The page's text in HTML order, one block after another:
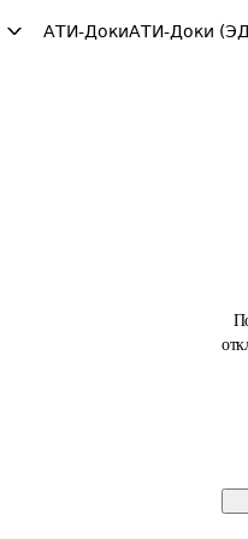
АТИ-ДокиАТИ-Доки